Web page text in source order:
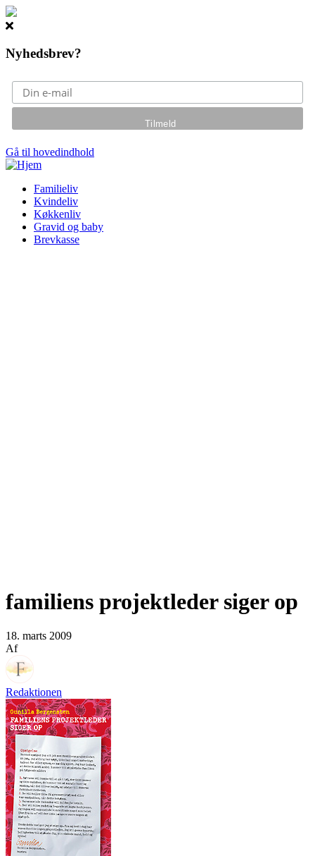
Nyhedsbrev?
Gå til hovedindhold
Familieliv
Kvindeliv
Køkkenliv
Gravid og baby
Brevkasse
familiens projektleder siger op
18. marts 2009
Af
Redaktionen